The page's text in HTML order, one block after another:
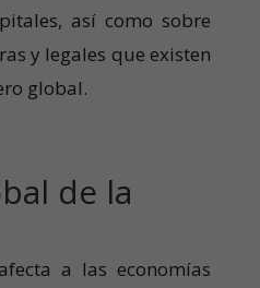
así como sobre
y legales que existen
global.
de la
a las economías